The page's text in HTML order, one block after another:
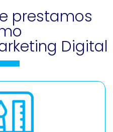
prestamos
Digital